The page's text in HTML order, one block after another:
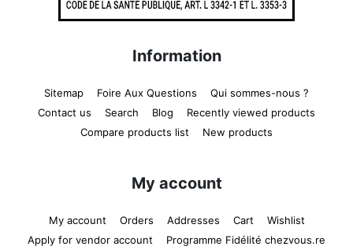
Information
Sitemap Foire Aux Questions
Qui sommes-nous ?
Contact us
Search Blog
Recently viewed products
Compare products list
New products
My account
My account Orders Addresses Cart
Wishlist
Apply for vendor account
Programme Fidélité chezvous.re